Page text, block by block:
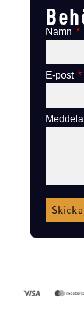
Namn
E-post
Skicka